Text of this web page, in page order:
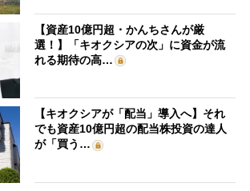
【資産10億円超・かんちさんが厳
選！】「キオクシアの次」に資金が流
れる期待の高…
【キオクシアが「配当」導入へ】それ
でも資産10億円超の配当株投資の達人
が「買う…